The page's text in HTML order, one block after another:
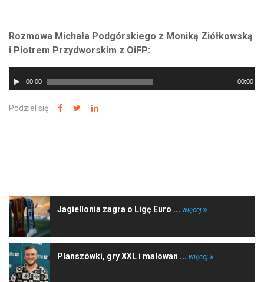
Rozmowa Michała Podgórskiego z Moniką Ziółkowską
i Piotrem Przydworskim z OiFP:
plików00:00 00:00
Podziel się:
Jagiellonia zagra o Ligę Euro ... więcej
Planszówki, gry XXL i malowan ... więcej